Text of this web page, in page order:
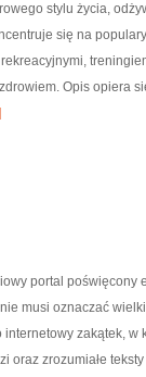
stylu życia,
się na
Opis opiera
portal
musi oznaczać
internetowy zakątek,
oraz zrozumiałe